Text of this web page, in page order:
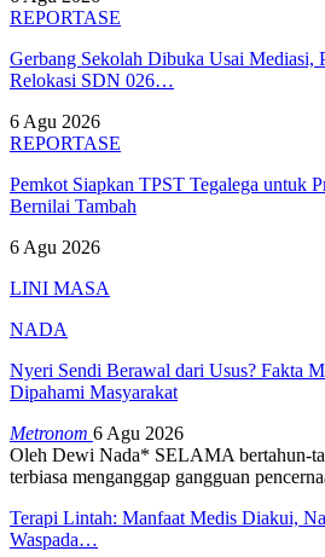
REPORTASE
Gerbang Sekolah Dibuka Usai Mediasi,
Relokasi SDN 026…
6 Agu 2026
REPORTASE
Pemkot Siapkan TPST Tegalega untuk
Bernilai Tambah
6 Agu 2026
LINI MASA
NADA
Nyeri Sendi Berawal dari Usus? Fakta
Dipahami Masyarakat
Metronom 6 Agu 2026
Oleh Dewi Nada* SELAMA bertahun-
terbiasa menganggap gangguan
Terapi Lintah: Manfaat Medis Diakui,
Waspada…